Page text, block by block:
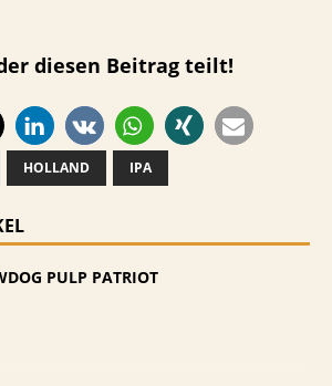
diesen Beitrag teilt!
HOLLAND IPA
PULP PATRIOT